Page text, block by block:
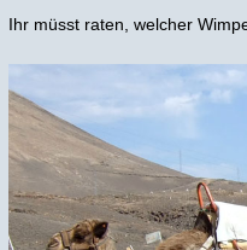
Ihr müsst raten, welcher